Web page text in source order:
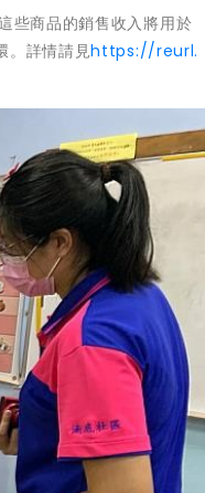
些商品的銷售收入將用於
。詳情請見https://reurl.